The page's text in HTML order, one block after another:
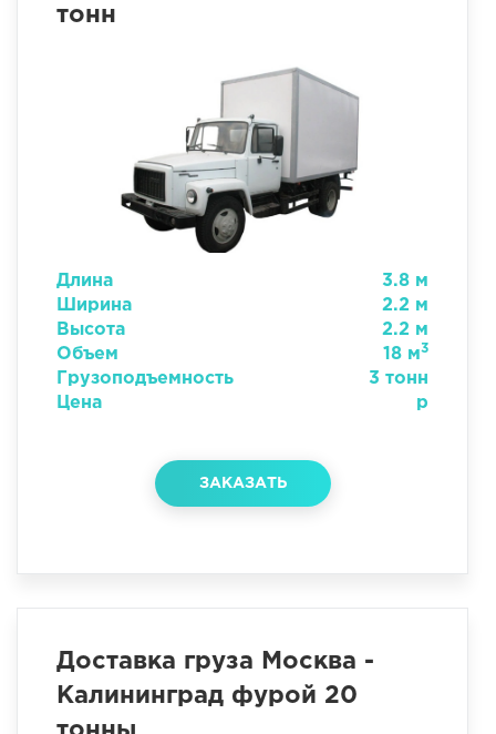
тонн
Длина
3.8 м
Ширина
2.2 м
Высота
2.2 м
Объем
18 м3
Грузоподъемность
3 тонн
Цена
р
ЗАКАЗАТЬ
Доставка груза Москва -
Калининград фурой 20